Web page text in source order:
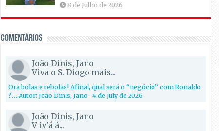
8 de Julho de 2026
Comentários
João Dinis, Jano
Viva o S. Diogo mais...
Ora bolas e rebolas! Afinal, qual será o “negócio” com Ronaldo
?… Autor: João Dinis, Jano·4 de July de 2026
João Dinis, Jano
V iv'á á...